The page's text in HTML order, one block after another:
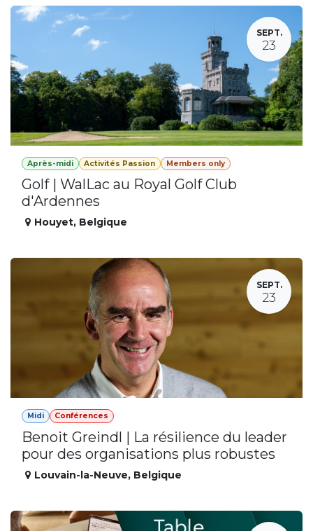
SEPT.
23
Après-midi Activités Passion Members only
Golf | WalLac au Royal Golf Club
d'Ardennes
Houyet, Belgique
SEPT.
23
Midi Conférences
Benoit Greindl | La résilience du leader
pour des organisations plus robustes
Louvain-la-Neuve, Belgique